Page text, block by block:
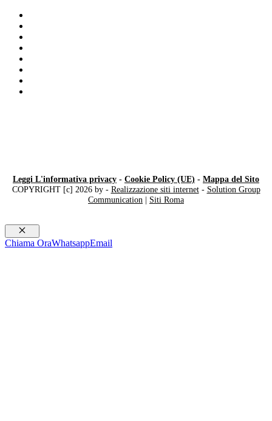
Leggi L'informativa privacy - Cookie Policy (UE) - Mappa del Sito
COPYRIGHT [c] 2026 by - Realizzazione siti internet- Solution Group
Communication | Siti Roma
Chiudi
Chiama OraWhatsappEmail